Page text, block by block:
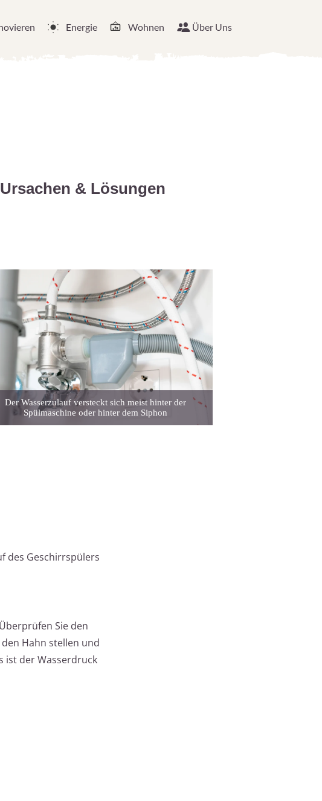
Energie Wohnen Über Uns
& Lösungen
Der Wasserzulauf versteckt sich meist hinter der
Spülmaschine oder hinter dem Siphon
des Geschirrspülers
Sie den
Hahn stellen und
ist der Wasserdruck